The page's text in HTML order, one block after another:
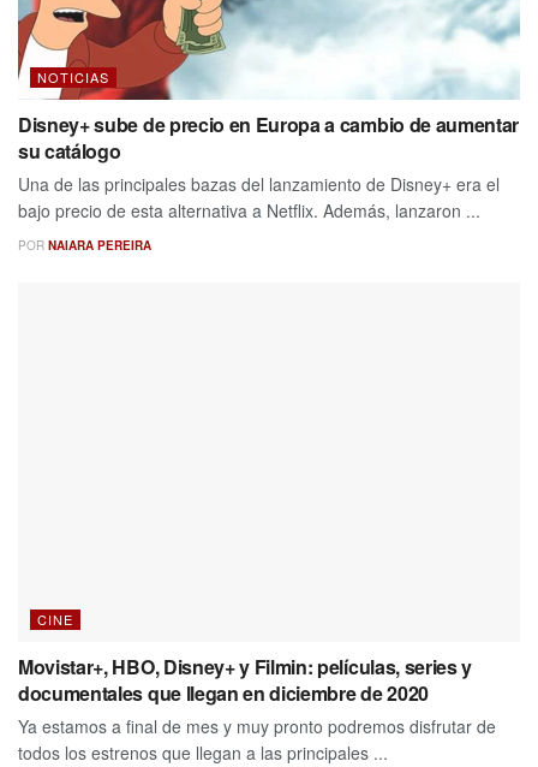
NOTICIAS
Disney+ sube de precio en Europa a cambio de aumentar
su catálogo
Una de las principales bazas del lanzamiento de Disney+ era el
bajo precio de esta alternativa a Netflix. Además, lanzaron ...
POR NAIARA PEREIRA
CINE
Movistar+, HBO, Disney+ y Filmin: películas, series y
documentales que llegan en diciembre de 2020
Ya estamos a final de mes y muy pronto podremos disfrutar de
todos los estrenos que llegan a las principales ...